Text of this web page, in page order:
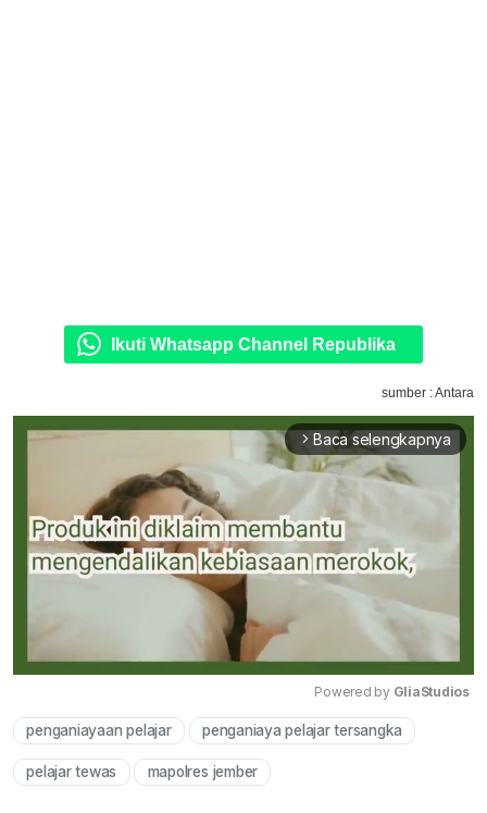
Ikuti Whatsapp Channel Republika
sumber : Antara
arrow_forward_ios Baca selengkapnya
Mute
Powered by GliaStudios
penganiayaan pelajar penganiaya pelajar tersangka
pelajar tewas mapolres jember